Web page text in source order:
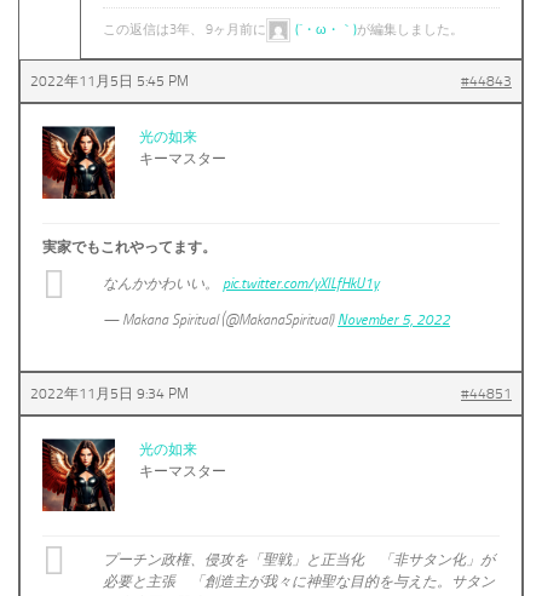
この返信は3年、 9ヶ月前に (´・ω・｀)が編集しました。
2022年11月5日 5:45 PM #44843
光の如来
キーマスター
実家でもこれやってます。
なんかかわいい。 pic.twitter.com/yXlLfHkU1y
— Makana Spiritual (@MakanaSpiritual) November 5, 2022
2022年11月5日 9:34 PM #44851
光の如来
キーマスター
プーチン政権、侵攻を「聖戦」と正当化 「非サタン化」が
必要と主張 「創造主が我々に神聖な目的を与えた。サタン